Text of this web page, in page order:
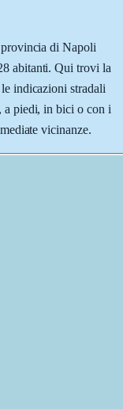
di Napoli
abitanti. Qui trovi la
indicazioni stradali
a piedi, in bici o con i
vicinanze.